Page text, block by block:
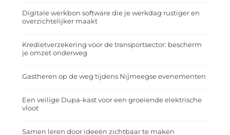
Digitale werkbon software die je werkdag rustiger en
overzichtelijker maakt
Kredietverzekering voor de transportsector: bescherm
je omzet onderweg
Gastheren op de weg tijdens Nijmeegse evenementen
Een veilige Dupa-kast voor een groeiende elektrische
vloot
Samen leren door ideeën zichtbaar te maken